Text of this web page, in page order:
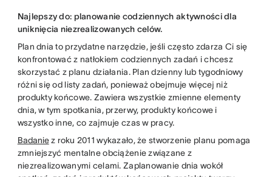
Najlepszy do: planowanie codziennych aktywności dla
uniknięcia niezrealizowanych celów.
Plan dnia to przydatne narzędzie, jeśli często zdarza Ci się
konfrontować z natłokiem codziennych zadań i chcesz
skorzystać z planu działania. Plan dzienny lub tygodniowy
różni się od listy zadań, ponieważ obejmuje więcej niż
produkty końcowe. Zawiera wszystkie zmienne elementy
dnia, w tym spotkania, przerwy, produkty końcowe i
wszystko inne, co zajmuje czas w pracy.
Badaniez roku 2011 wykazało, że stworzenie planu pomaga
zmniejszyć mentalne obciążenie związane z
niezrealizowanymi celami. Zaplanowanie dnia wokół